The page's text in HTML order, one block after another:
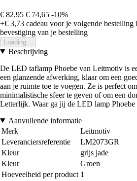
€ 82,95 € 74,65 -10%
+€ 3,73 cadeau voor je volgende bestelling
bevestiging van je bestelling
Loading...
Beschrijving
De LED taflamp Phoebe van Leitmotiv is
een glanzende afwerking, klaar om een
aan je ruimte toe te voegen. Ze is perfect
minimalistische sfeer te geven of om een
Letterlijk. Waar ga jij de LED lamp
Aanvullende informatie
Merk
Leitmotiv
Leveranciersreferentie
LM2073GR
Kleur
grijs jade
Kleur
Groen
Hoeveelheid per product 1